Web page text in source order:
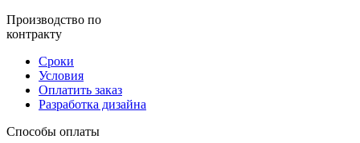
Производство по
контракту
Сроки
Условия
Оплатить заказ
Разработка дизайна
Способы оплаты